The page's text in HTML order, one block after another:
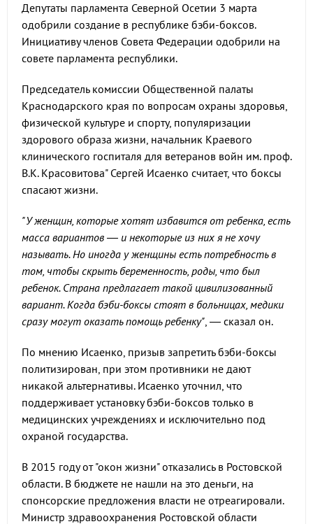
Депутаты парламента Северной Осетии 3 марта
одобрили создание в республике бэби-боксов.
Инициативу членов Совета Федерации одобрили на
совете парламента республики.
Председатель комиссии Общественной палаты
Краснодарского края по вопросам охраны здоровья,
физической культуре и спорту, популяризации
здорового образа жизни, начальник Краевого
клинического госпиталя для ветеранов войн им. проф.
В.К. Красовитова" Сергей Исаенко считает, что боксы
спасают жизни.
"У женщин, которые хотят избавится от ребенка, есть
масса вариантов — и некоторые из них я не хочу
называть. Но иногда у женщины есть потребность в
том, чтобы скрыть беременность, роды, что был
ребенок. Страна предлагает такой цивилизованный
вариант. Когда бэби-боксы стоят в больницах, медики
сразу могут оказать помощь ребенку", — сказал он.
По мнению Исаенко, призыв запретить бэби-боксы
политизирован, при этом противники не дают
никакой альтернативы. Исаенко уточнил, что
поддерживает установку бэби-боксов только в
медицинских учреждениях и исключительно под
охраной государства.
В 2015 году от "окон жизни" отказались в Ростовской
области. В бюджете не нашли на это деньги, на
спонсорские предложения власти не отреагировали.
Министр здравоохранения Ростовской области